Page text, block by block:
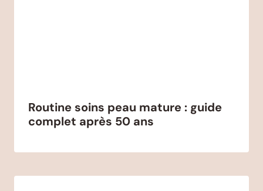
Routine soins peau mature : guide
complet après 50 ans